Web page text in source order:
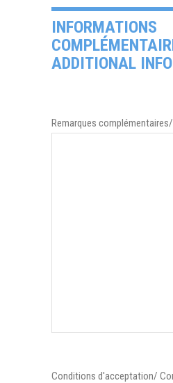
INFORMATIONS
ADDITIONAL
Remarques
Conditions d'acceptation/